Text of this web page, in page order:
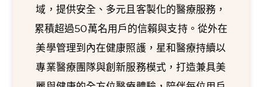
域，提供安全、多元且客製化的醫療服務，
累積超過50萬名用戶的信賴與支持。從外在
美學管理到內在健康照護，星和醫療持續以
專業醫療團隊與創新服務模式，打造兼具美